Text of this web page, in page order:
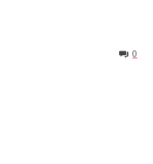
0